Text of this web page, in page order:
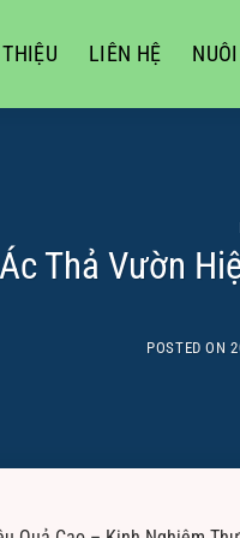
LIÊN HỆ
Thả Vườn
POSTED ON